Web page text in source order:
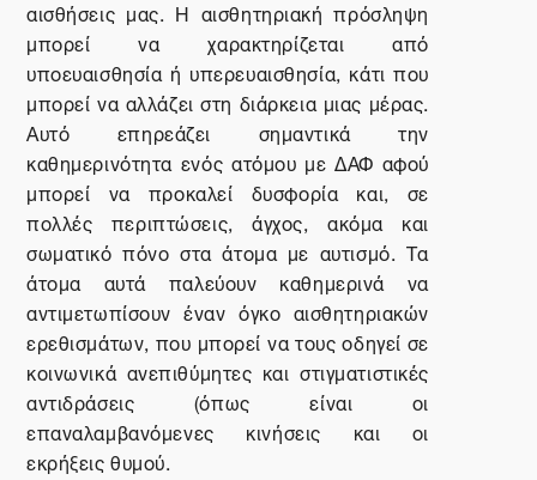
αισθήσεις μας. Η αισθητηριακή πρόσληψη
μπορεί να χαρακτηρίζεται από
υποευαισθησία ή υπερευαισθησία, κάτι που
μπορεί να αλλάζει στη διάρκεια μιας μέρας.
Αυτό επηρεάζει σημαντικά την
καθημερινότητα ενός ατόμου με ΔΑΦ αφού
μπορεί να προκαλεί δυσφορία και, σε
πολλές περιπτώσεις, άγχος, ακόμα και
σωματικό πόνο στα άτομα με αυτισμό. Τα
άτομα αυτά παλεύουν καθημερινά να
αντιμετωπίσουν έναν όγκο αισθητηριακών
ερεθισμάτων, που μπορεί να τους οδηγεί σε
κοινωνικά ανεπιθύμητες και στιγματιστικές
αντιδράσεις (όπως είναι οι
επαναλαμβανόμενες κινήσεις και οι
εκρήξεις θυμού.